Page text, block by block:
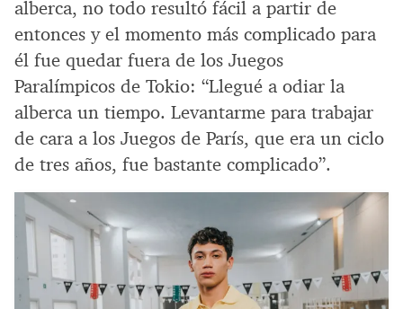
alberca, no todo resultó fácil a partir de
entonces y el momento más complicado para
él fue quedar fuera de los Juegos
Paralímpicos de Tokio: “Llegué a odiar la
alberca un tiempo. Levantarme para trabajar
de cara a los Juegos de París, que era un ciclo
de tres años, fue bastante complicado”.